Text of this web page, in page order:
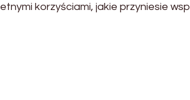
korzyściami, jakie przyniesie